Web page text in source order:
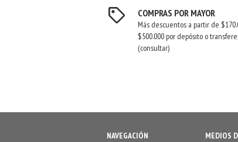
COMPRAS POR MAYOR
Más descuentos a partir de
$500.000 por depósito o
(consultar)
NAVEGACIÓN
MEDIOS